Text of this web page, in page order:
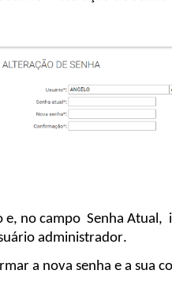
e, no campo Senha Atual,
administrador.
a nova senha e a sua